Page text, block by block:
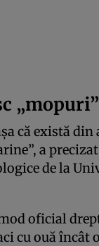
„mopuri”
că există din
a
de la
oficial
cu ouă încât